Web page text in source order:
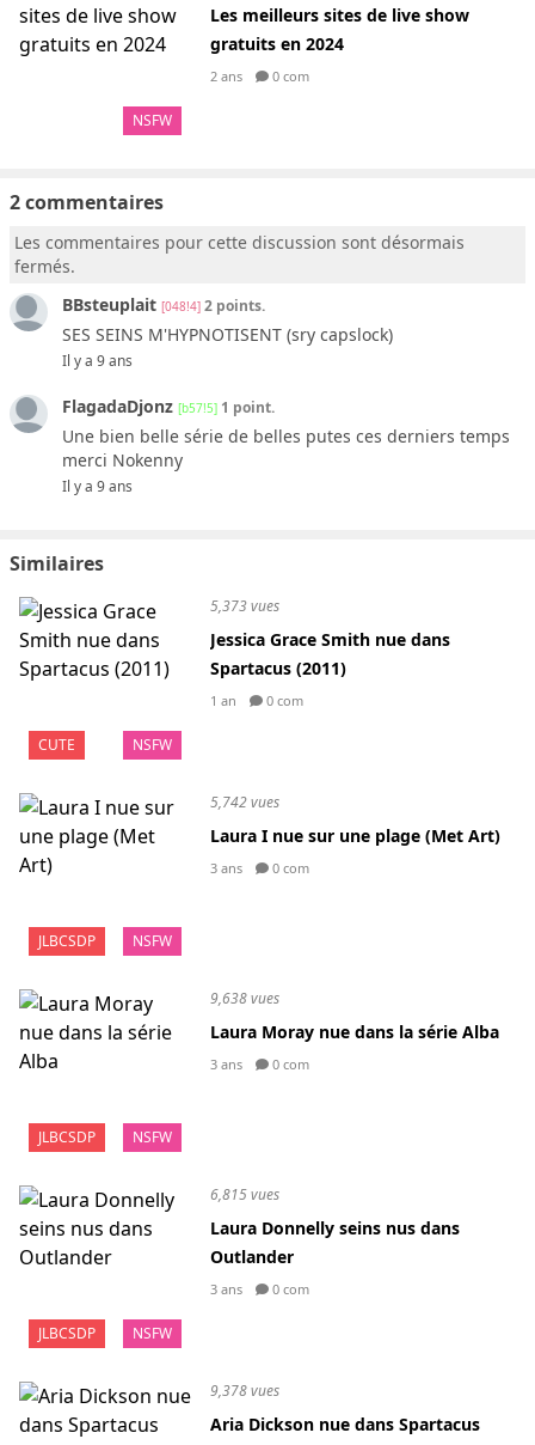
NSFW
Les meilleurs sites de live show
gratuits en 2024
2 ans 0 com
2 commentaires
Les commentaires pour cette discussion sont désormais
fermés.
BBsteuplait [048!4] 2 points.
SES SEINS M'HYPNOTISENT (sry capslock)
Il y a 9 ans
FlagadaDjonz [b57!5] 1 point.
Une bien belle série de belles putes ces derniers temps
merci Nokenny
Il y a 9 ans
Similaires
CUTE NSFW
5,373 vues
Jessica Grace Smith nue dans
Spartacus (2011)
1 an 0 com
JLBCSDP NSFW
5,742 vues
Laura I nue sur une plage (Met Art)
3 ans 0 com
JLBCSDP NSFW
9,638 vues
Laura Moray nue dans la série Alba
3 ans 0 com
JLBCSDP NSFW
6,815 vues
Laura Donnelly seins nus dans
Outlander
3 ans 0 com
9,378 vues
Aria Dickson nue dans Spartacus